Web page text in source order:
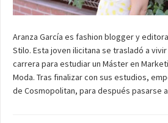
Aranza García es fashion blogger y
Stilo. Esta joven ilicitana se trasladó a
carrera para estudiar un Máster en
Moda. Tras finalizar con sus estudios,
de Cosmopolitan, para después pasarse